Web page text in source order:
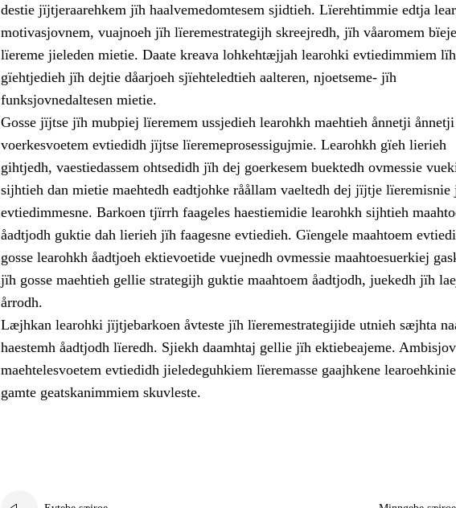
destie jïjtjeraarehkem jïh haalvemedomtesem sjidtieh. Lïerehtimmie edtja
motivasjovnem, vuajnoeh jïh lïeremestrategijh skreejredh, jïh våaromem
lïereme jieleden mietie. Daate kreava lohkehtæjjah learohki evtiedimmiem
gïehtjedieh jïh dejtie dåarjoeh sjïehteledtieh aalteren, njoetseme- jïh
funksjovnedaltesen mietie.
Gosse jïjtse jïh mubpiej lïeremem ussjedieh learohkh maehtieh ånnetji ånnetji
voerkesvoetem evtiedidh jïjtse lïeremeprosessigujmie. Learohkh gïeh lierieh
gihtjedh, vaestiedassem ohtsedidh jïh dej goerkesem buektedh ovmessie
sijhtieh dan mietie maehtedh eadtjohke råållam vaeltedh dej jïjtje lïeremisnie
evtiedimmesne. Barkoen tjïrrh faageles haestiemidie learohkh sijhtieh
åadtjodh guktie dah lierieh jïh faagesne evtiedieh. Gïengele maahtoem
gosse learohkh åadtjoeh ektievoetide vuejnedh ovmessie maahtoesuerkiej
jïh gosse maehtieh gellie strategijh guktie maahtoem åadtjodh, juekedh jïh
årrodh.
Læjhkan learohki jïjtjebarkoen åvteste jïh lïeremestrategijide utnieh sæjhta
haestemh åadtjodh lïeredh. Sjiekh daamhtaj gellie jïh ektiebeajeme.
maehtelesvoetem evtiedidh jieledeguhkiem lïeremasse gaajhkene
gamte geatskanimmiem skuvleste.